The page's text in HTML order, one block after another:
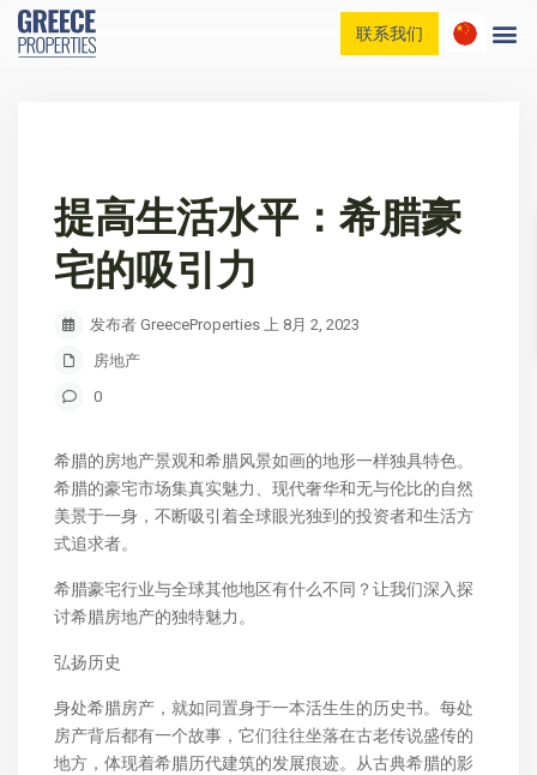
联系我们
家庭
联系我们
提高生活水平：希腊豪
宅的吸引力
发布者 GreeceProperties 上 8月 2, 2023
房地产
0
希腊的房地产景观和希腊风景如画的地形一样独具特色。
希腊的豪宅市场集真实魅力、现代奢华和无与伦比的自然
美景于一身，不断吸引着全球眼光独到的投资者和生活方
式追求者。
希腊豪宅行业与全球其他地区有什么不同？让我们深入探
讨希腊房地产的独特魅力。
弘扬历史
身处希腊房产，就如同置身于一本活生生的历史书。每处
房产背后都有一个故事，它们往往坐落在古老传说盛传的
地方，体现着希腊历代建筑的发展痕迹。从古典希腊的影